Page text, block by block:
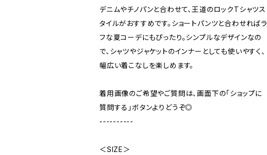
デニムやチノパンと合わせて、王道のロックTシャツス
タイルがおすすめです。ショートパンツと合わせればラ
フな夏コーデにもぴったり。シンプルなデザインなの
で、シャツやジャケットのインナーとしても使いやすく、
幅広い着こなしを楽しめます。
着用画像のご希望やご質問は、画面下の「ショップに
質問する」ボタンよりどうぞ◎
----------
＜SIZE＞